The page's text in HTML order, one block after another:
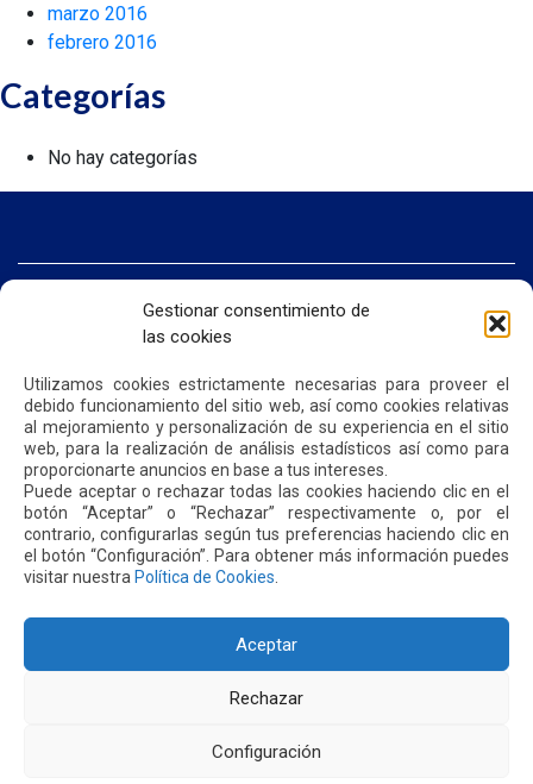
Gestionar consentimiento de
las cookies
Utilizamos cookies estrictamente necesarias para proveer el
debido funcionamiento del sitio web, así como cookies relativas
al mejoramiento y personalización de su experiencia en el sitio
web, para la realización de análisis estadísticos así como para
proporcionarte anuncios en base a tus intereses.
Puede aceptar o rechazar todas las cookies haciendo clic en el
botón “Aceptar” o “Rechazar” respectivamente o, por el
contrario, configurarlas según tus preferencias haciendo clic en
el botón “Configuración”. Para obtener más información puedes
visitar nuestra Política de Cookies
Aceptar
Rechazar
Configuración
marzo 2016
febrero 2016
Categorías
No hay categorías
SOMOS QUIPORT
SOSTENIBILIDAD
CONTÁCTENOS
POLÍTICA DE PRIVACIDADPOLÍTICA DE COOKIES
Dirección: Parroquia Tababela S/N vía a Yaruquí. Aeropuerto
PBX: +(593 2) 395 4200 / +(593 2) 395 4300